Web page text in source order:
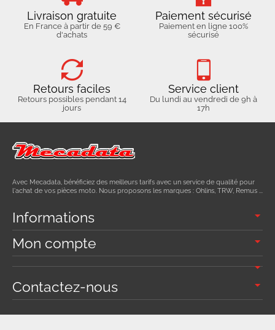
Livraison gratuite
En France à partir de 59 €
d'achats
Paiement sécurisé
Paiement en ligne 100%
sécurisé
Retours faciles
Retours possibles pendant 14
jours
Service client
Du lundi au vendredi de 9h à
17h
Avec Mecadata, bénéficiez des meilleurs tarifs avec un service de qualité pour
l'achat de vos pièces moto. Nous proposons les marques : Ohlins, TRW, Remus ...
Informations
Mon compte
Contactez-nous